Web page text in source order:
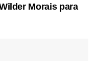
Morais para